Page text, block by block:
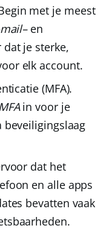
met je meest
–en
dat je sterke,
elk account.
(MFA).
in voor je
beveiligingslaag
dat het
en alle apps
bevatten vaak